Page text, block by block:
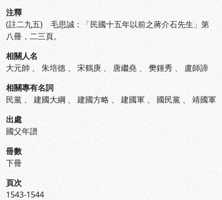
注釋
(註二九五) 毛思誠：「民國十五年以前之蔣介石先生」第
八冊，二三頁。
相關人名
大元帥 、 朱培德 、 宋鶴庚 、 唐繼堯 、 樊鍾秀 、 盧師諦
相關專有名詞
民黨 、 建國大綱 、 建國方略 、 建國軍 、 國民黨 、 靖國軍
出處
國父年譜
冊數
下冊
頁次
1543-1544